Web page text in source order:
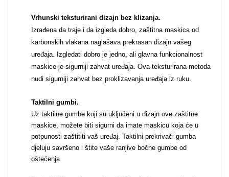
Vrhunski teksturirani dizajn bez klizanja.
Izrađena da traje i da izgleda dobro, zaštitna maskica od
karbonskih vlakana naglašava prekrasan dizajn vašeg
uređaja. Izgledati dobro je jedno, ali glavna funkcionalnost
maskice je sigurniji zahvat uređaja. Ova teksturirana metoda
nudi sigurniji zahvat bez proklizavanja uređaja iz ruku.
Taktilni gumbi.
Uz taktilne gumbe koji su uključeni u dizajn ove zaštitne
maskice, možete biti sigurni da imate maskicu koja će u
potpunosti zaštititi vaš uređaj. Taktilni prekrivači gumba
djeluju savršeno i štite vaše ranjive bočne gumbe od
oštećenja.